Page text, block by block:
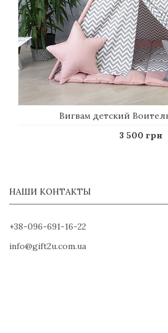
Вигвам детский
3 500 грн
НАШИ КОНТАКТЫ
+38-096-691-16-22
info@gift2u.com.ua